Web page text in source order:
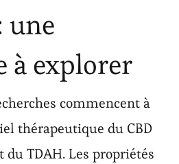
une
à explorer
commencent à
thérapeutique du CBD
TDAH. Les propriétés